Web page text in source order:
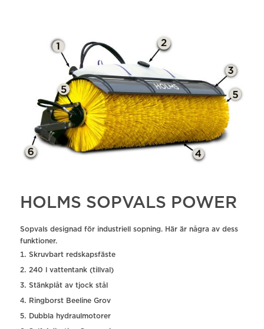
HOLMS SOPVALS POWER
Sopvals designad för industriell sopning. Här är några av dess
funktioner.
Skruvbart redskapsfäste
240 l vattentank (tillval)
Stänkplåt av tjock stål
Ringborst Beeline Grov
Dubbla hydraulmotorer